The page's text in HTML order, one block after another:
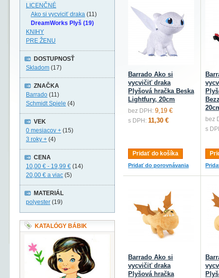
Barrado Ako si
vycvičiť draka
Plyšová hračka Beska
Lightfury, 20cm
bez DPH: 9,19 €
s DPH: 11,30 €
Pridať do košíka
Pridať do porovnávania
bez
s
Barrado Ako si
vycvičiť draka
Plyšová hračka
LICENČNÉ
Ako si vycviciť draka (11)
DreamWorks Plyš (19)
KNIHY
PRE ŽENU
DOSTUPNOSŤ
Skladom (17)
ZNAČKA
Barrado (11)
Schmidt Spiele (4)
VEK
0 mesiacov + (15)
3 roky + (4)
CENA
10,00 € - 19,99 € (14)
20,00 € a viac (5)
MATERIÁL
polyester (19)
KATALÓGY BÁBIK